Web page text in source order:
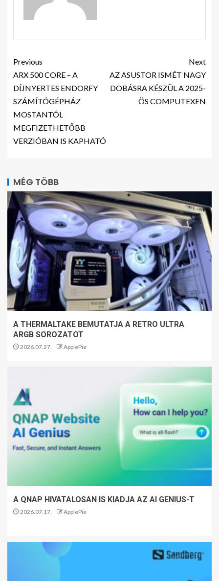
Previous
ARX 500 CORE – A
DÍJNYERTES ENDORFY
SZÁMÍTÓGÉPHÁZ
MOSTANTÓL
MEGFIZETHETŐBB
VERZIÓBAN IS KAPHATÓ
Next
AZ ASUSTOR ISMÉT NAGY
DOBÁSRA KÉSZÜL A 2025-
ÖS COMPUTEXEN
MÉG TÖBB
A THERMALTAKE BEMUTATJA A RETRO ULTRA
ARGB SOROZATOT
2026.07.27. ApplePie
A QNAP HIVATALOSAN IS KIADJA AZ AI GENIUS-T
2026.07.17. ApplePie